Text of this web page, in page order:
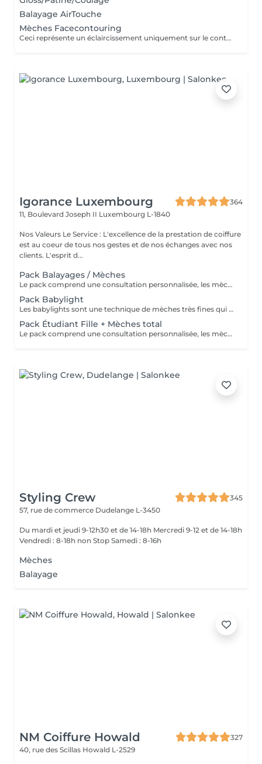
Balayage AirTouche
Mèches Facecontouring
Ceci représente un éclaircissement uniquement sur le contour du visage.
Igorance Luxembourg
364
11, Boulevard Joseph II Luxembourg L-1840
Nos Valeurs Le Service : L'excellence de la prestation de coiffure
est au coeur de tous nos gestes et de nos échanges avec nos
clients. L'esprit d...
Pack Balayages / Mèches
Le pack comprend une consultation personnalisée, les mèches avec les produits LOREAL PROFESSIONNEL, shampooing et conditionneur spécifiques REDKEN, le séchage et les produits de styling REDKEN Option Coupe : la coupe IGORANCE, ( finition sur cheveux sec), le séchage et les produits de styling REDKEN. * Tarifs à titre indicatifs à confirmer après la consultation personnalisée établit auprès de votre coiffeur/stylist/spécialiste * La direction se réserve le droit d’apporter des modifications pour le bon fonctionnement du salon
Pack Babylight
Les babylights sont une technique de mèches très fines qui donne un résultat lumineux. Le pack comprend une consultation personnalisée, des babylights avec les produits LOREAL PROFESSIONNEL, shampooing et conditionneur spécifiques REDKEN, le séchage et les produits de styling REDKEN Option Coupe : la coupe IGORANCE, ( finition sur cheveux sec), le séchage et les produits de styling REDKEN. * Tarifs à titre indicatifs à confirmer après la consultation personnalisée établit auprès de votre coiffeur/stylist/spécialiste * La direction se réserve le droit d’apporter des modifications pour le bon fonctionnement du salon
Pack Étudiant Fille + Mèches total
Le pack comprend une consultation personnalisée, les mèches avec les produits LOREAL PROFESSIONNEL, shampooing et conditionneur spécifiques REDKEN, la coupe IGORANCE, ( finition sur cheveux sec), le séchage et les produits de styling REDKEN. * Tarifs à titre indicatifs à confirmer après la consultation personnalisée établit auprès de votre coiffeur/stylist/spécialiste * La direction se réserve le droit d’apporter des modifications pour le bon fonctionnement du salon
Styling Crew
345
57, rue de commerce Dudelange L-3450
Du mardi et jeudi 9-12h30 et de 14-18h Mercredi 9-12 et de 14-18h
Vendredi : 8-18h non Stop Samedi : 8-16h
Mèches
Balayage
NM Coiffure Howald
327
40, rue des Scillas Howald L-2529